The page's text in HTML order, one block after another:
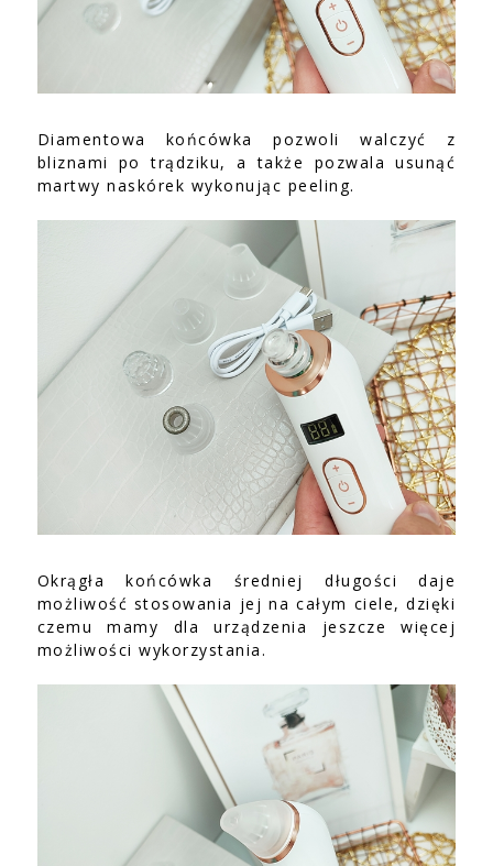
Diamentowa końcówka pozwoli walczyć z
bliznami po trądziku, a także pozwala usunąć
martwy naskórek wykonując peeling.
Okrągła końcówka średniej długości daje
możliwość stosowania jej na całym ciele, dzięki
czemu mamy dla urządzenia jeszcze więcej
możliwości wykorzystania.